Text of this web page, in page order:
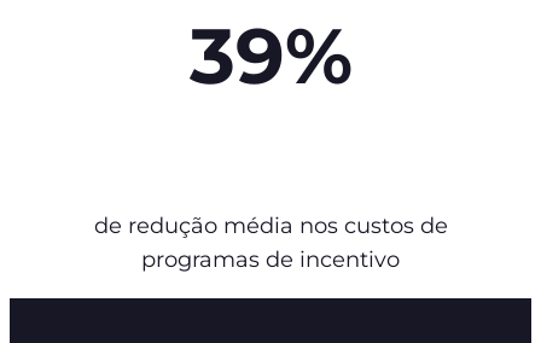
39%
de redução média nos custos de
programas de incentivo